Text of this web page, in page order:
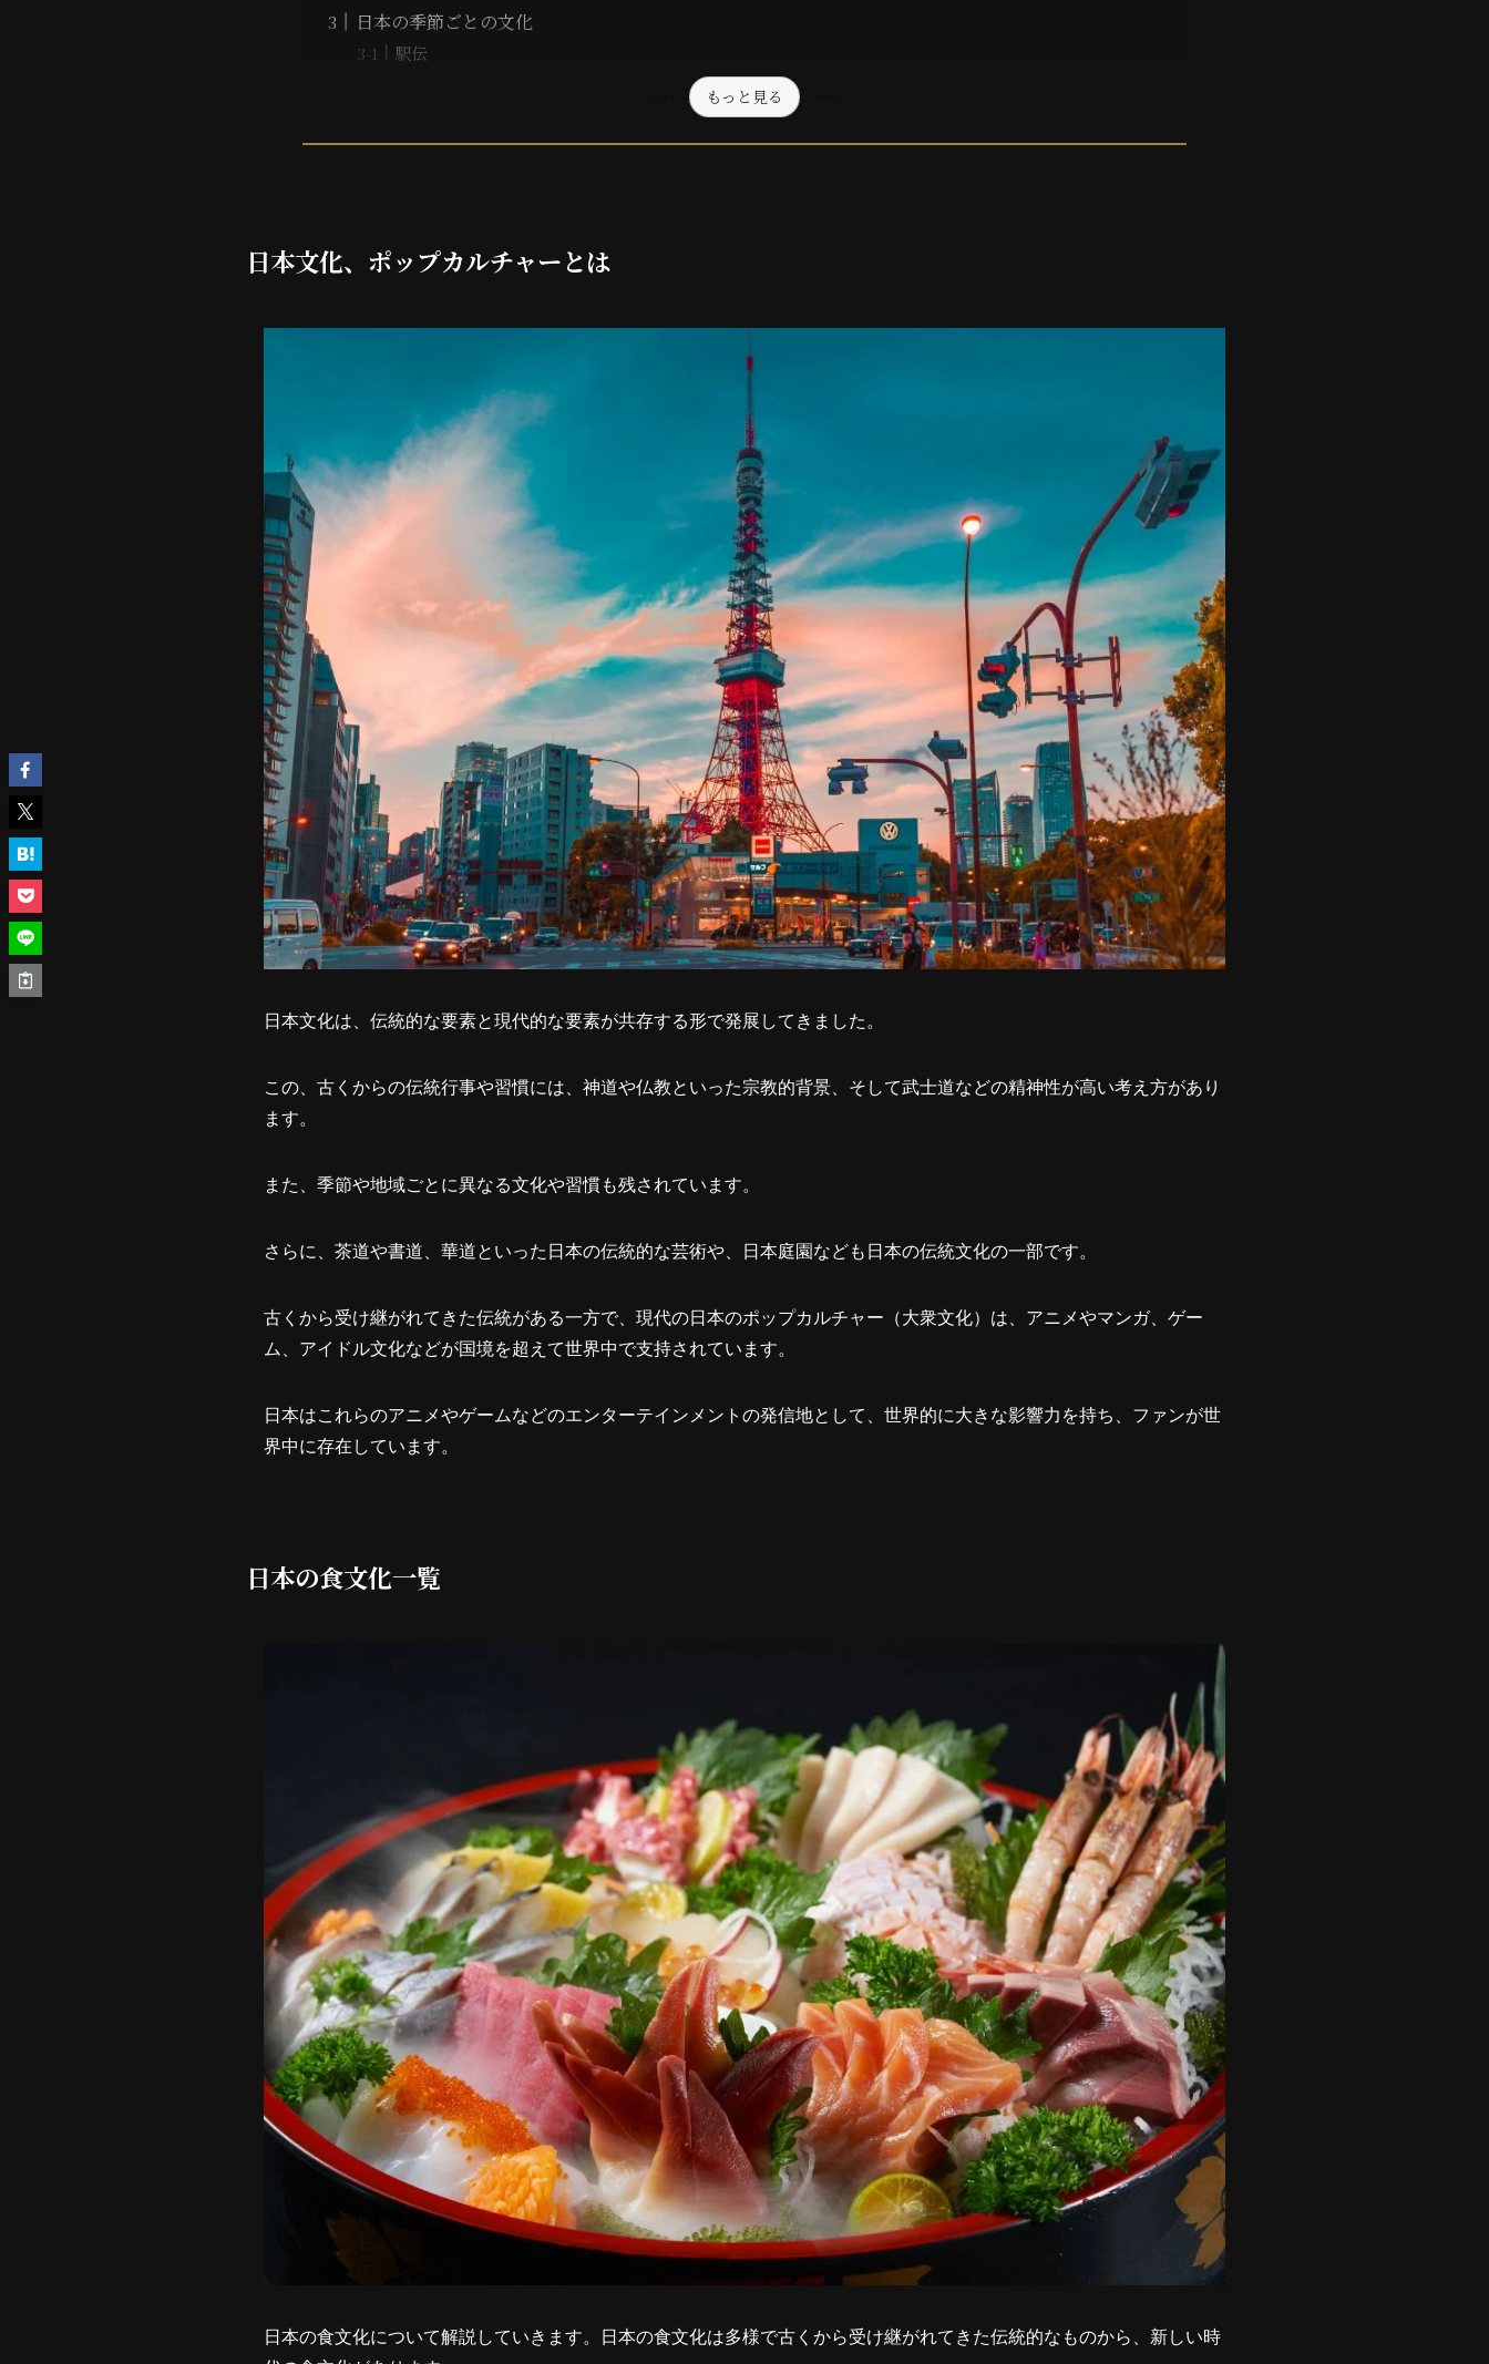
日本の季節ごとの文化
駅伝
もっと見る
日本文化、ポップカルチャーとは
日本文化は、伝統的な要素と現代的な要素が共存する形で発展してきました。
この、古くからの伝統行事や習慣には、神道や仏教といった宗教的背景、そして武士道などの精神性が高い考え方があり
ます。
また、季節や地域ごとに異なる文化や習慣も残されています。
さらに、茶道や書道、華道といった日本の伝統的な芸術や、日本庭園なども日本の伝統文化の一部です。
古くから受け継がれてきた伝統がある一方で、現代の日本のポップカルチャー（大衆文化）は、アニメやマンガ、ゲー
ム、アイドル文化などが国境を超えて世界中で支持されています。
日本はこれらのアニメやゲームなどのエンターテインメントの発信地として、世界的に大きな影響力を持ち、ファンが世
界中に存在しています。
日本の食文化一覧
日本の食文化について解説していきます。日本の食文化は多様で古くから受け継がれてきた伝統的なものから、新しい時